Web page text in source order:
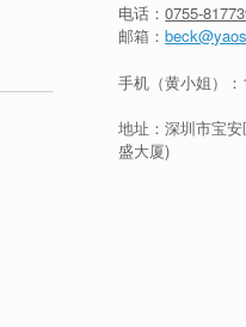
电话：0755-
邮箱：
手机（黄小姐）：
地址：深圳市宝
盛大厦)